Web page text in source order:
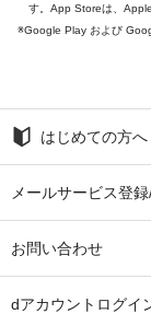
す。App Storeは、
Google Play および
はじめての方へ
メールサービス登
お問い合わせ
dアカウントログイ